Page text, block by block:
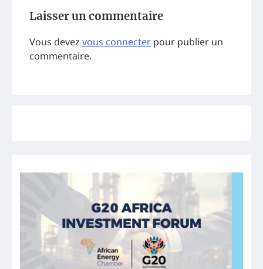
Laisser un commentaire
Vous devez vous connecter pour publier un
commentaire.